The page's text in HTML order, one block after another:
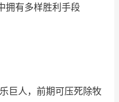
拥有多样胜利手段
巨人，前期可压死除牧